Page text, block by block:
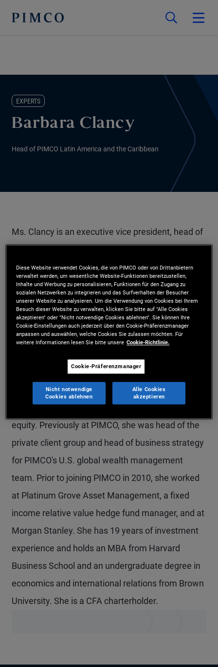
EXPERTS
Barbara Clancy
Head of PIMCO Latin America and the Caribbean
Ms. Clancy is an executive vice president, head of
head of the PIMCO New York office. Based in New
York, she is responsible for setting strategic
direction for the Latin America and Caribbean
region and leading a team of PIMCO professionals
to deliver innovative investment solutions and
Ms. Clancy is also a founding member of PIMCO
Juntos and serves on the board of Horizons
National, a non-profit focused on educational
equity. Previously at PIMCO, she was head of the
private client group and head of business strategy
for PIMCO's U.S. global wealth management
team. Prior to joining PIMCO in 2010, she worked
at Platinum Grove Asset Management, a fixed
income relative value hedge fund manager, and at
Morgan Stanley. She has 19 years of investment
experience and holds an MBA from Harvard
Business School and an undergraduate degree in
economics and international relations from Brown
University. She is a CFA charterholder.
Diese Website verwendet Cookies, die von PIMCO oder von Drittanbietern
verwaltet werden, um wesentliche Website-Funktionen bereitzustellen,
Inhalte und Werbung zu personalisieren, Funktionen für den Zugang zu
sozialen Netzwerken zu integrieren und das Surfverhalten der Besucher
unserer Website zu analysieren. Um die Verwendung von Cookies bei Ihrem
Besuch dieser Website zu verwalten, klicken Sie bitte auf "Alle Cookies
akzeptieren" oder "Nicht notwendige Cookies ablehnen". Sie können Ihre
Cookie-Einstellungen auch jederzeit über den Cookie-Präferenzmanager
anpassen und auswählen, welche Cookies Sie zulassen möchten. Für
weitere Informationen lesen Sie bitte unsere Cookie-Richtlinie.
Cookie-Präferenzmanager
Nicht notwendige
Cookies ablehnen
Alle Cookies
akzeptieren